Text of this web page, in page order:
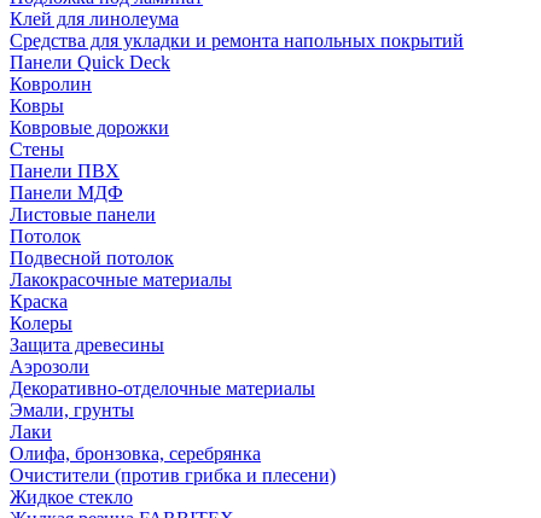
Клей для линолеума
Средства для укладки и ремонта напольных покрытий
Панели Quick Deck
Ковролин
Ковры
Ковровые дорожки
Стены
Панели ПВХ
Панели МДФ
Листовые панели
Потолок
Подвесной потолок
Лакокрасочные материалы
Краска
Колеры
Защита древесины
Аэрозоли
Декоративно-отделочные материалы
Эмали, грунты
Лаки
Олифа, бронзовка, серебрянка
Очистители (против грибка и плесени)
Жидкое стекло